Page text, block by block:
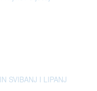
SVIBANJ I LIPANJ